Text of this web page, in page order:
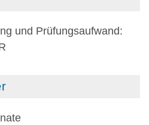
und Prüfungsaufwand: